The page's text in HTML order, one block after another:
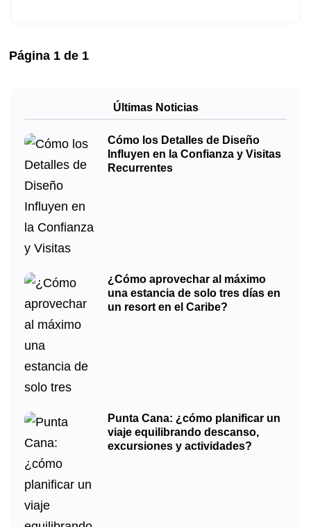
Página 1 de 1
Últimas Noticias
Cómo los Detalles de Diseño
Influyen en la Confianza y Visitas
Recurrentes
¿Cómo aprovechar al máximo
una estancia de solo tres días en
un resort en el Caribe?
Punta Cana: ¿cómo planificar un
viaje equilibrando descanso,
excursiones y actividades?